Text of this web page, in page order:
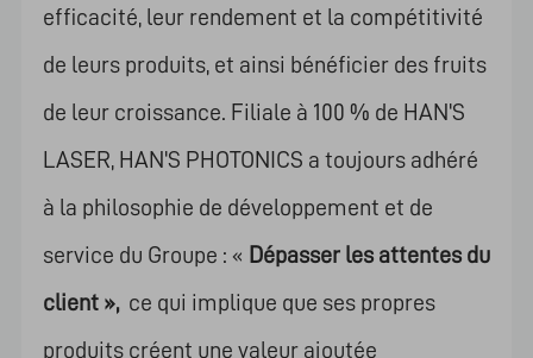
efficacité, leur rendement et la compétitivité
de leurs produits, et ainsi bénéficier des fruits
de leur croissance. Filiale à 100 % de HAN'S
LASER, HAN'S PHOTONICS a toujours adhéré
à la philosophie de développement et de
service du Groupe : « Dépasser les attentes du
client »,ce qui implique que ses propres
produits créent une valeur ajoutée